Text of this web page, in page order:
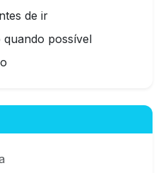
de ir
possível